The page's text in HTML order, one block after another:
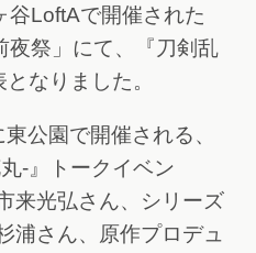
谷LoftAで開催された
夜祭」にて、『刀剣乱
なりました。
公園で開催される、
-』トークイベン
来光弘さん、シリーズ
浦さん、原作プロデュ